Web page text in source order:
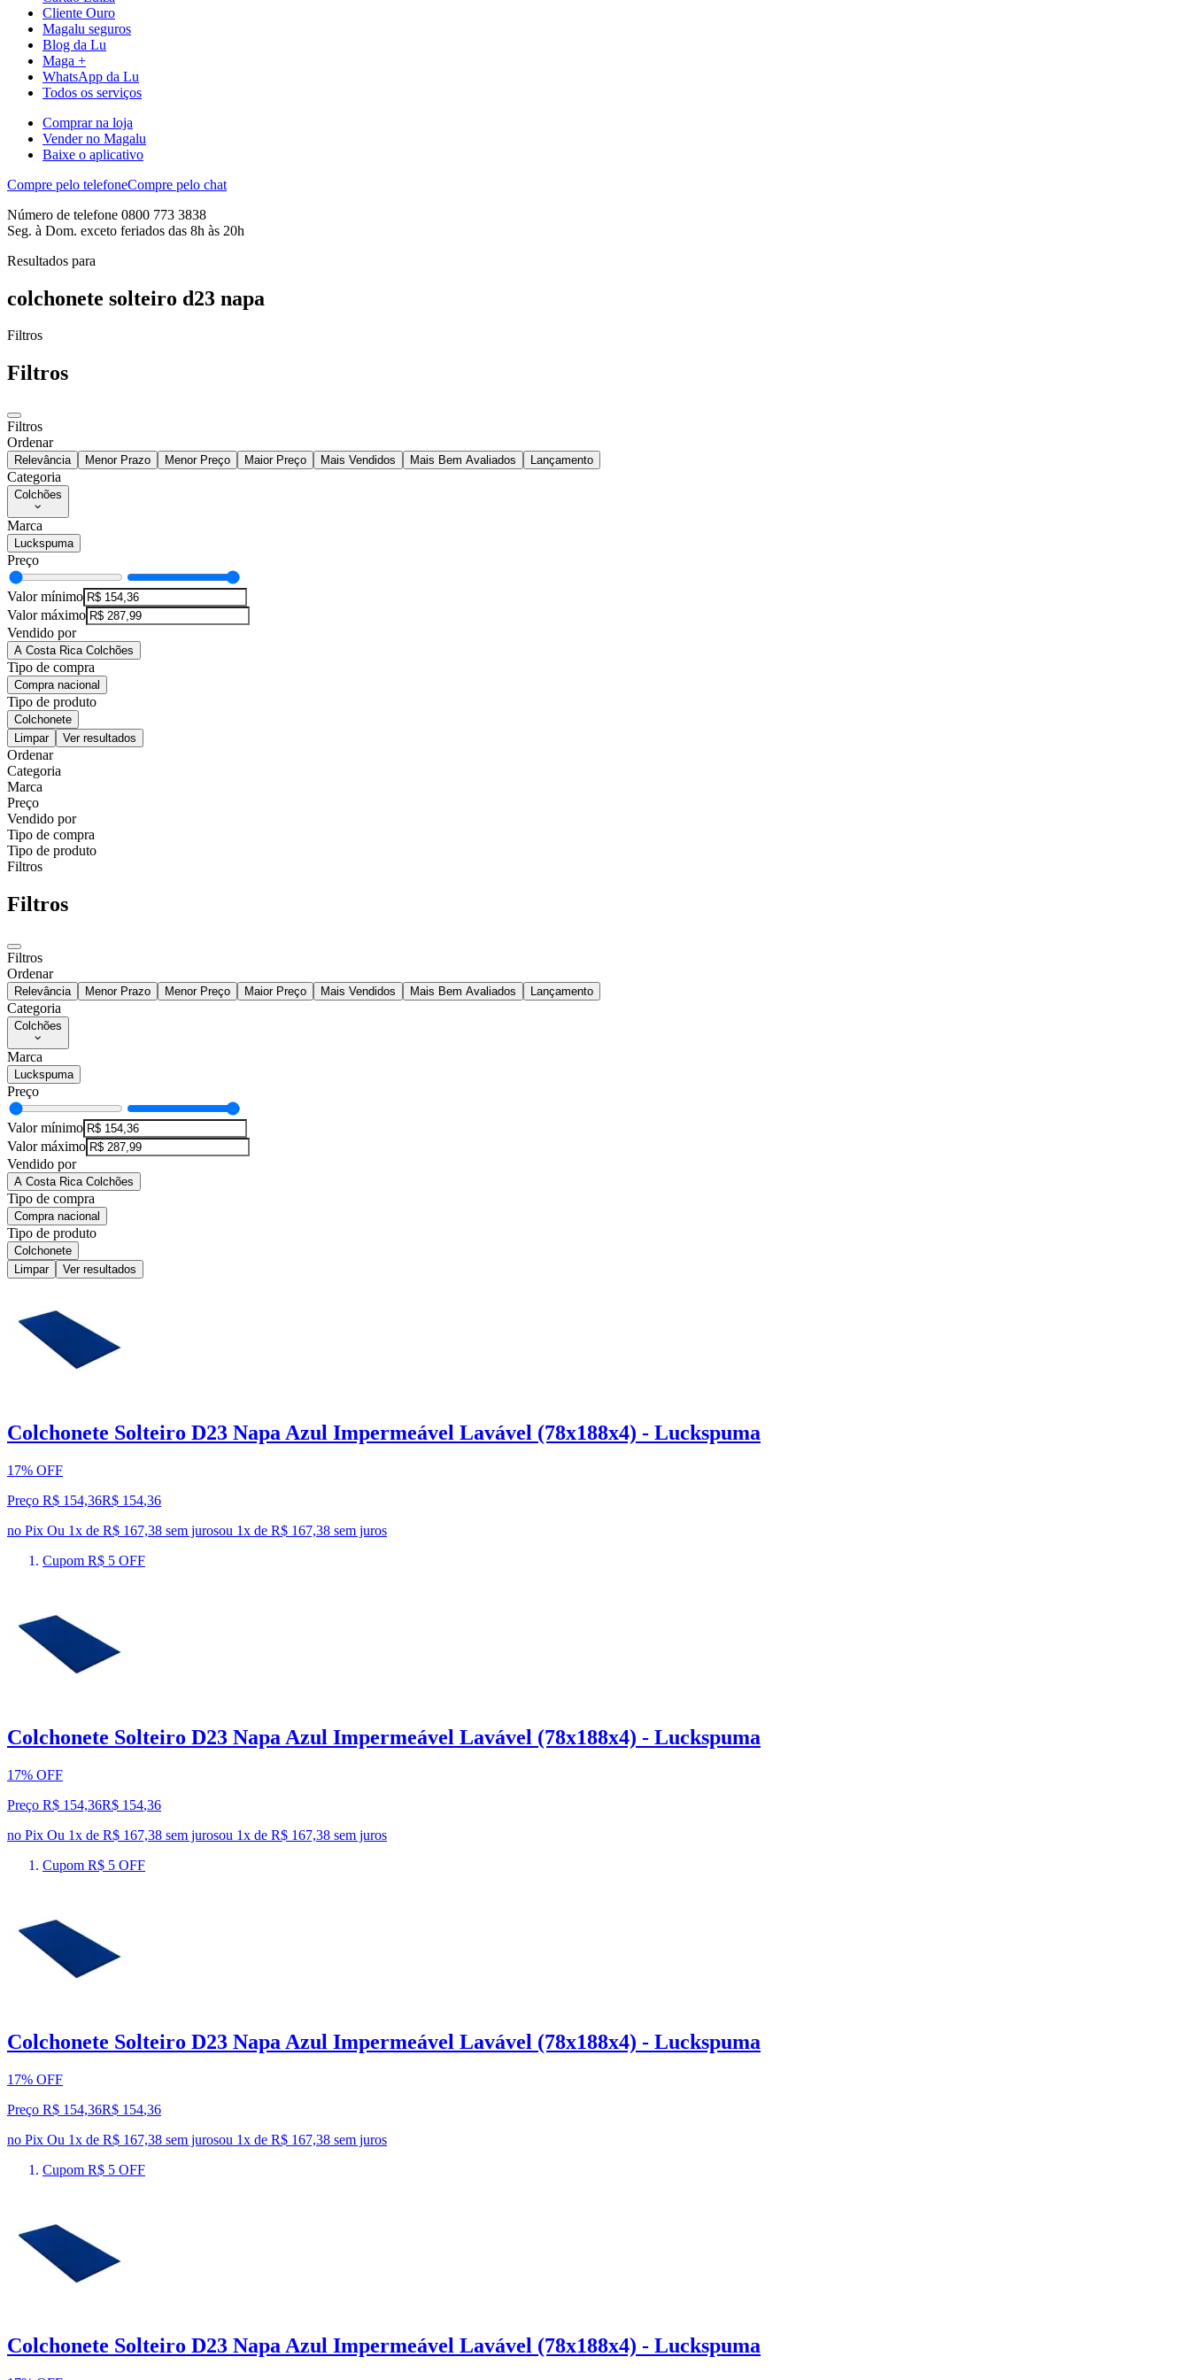
Cliente Ouro
Magalu seguros
Blog da Lu
Maga +
WhatsApp da Lu
Todos os serviços
Comprar na loja
Vender no Magalu
Baixe o aplicativo
Compre pelo telefoneCompre pelo chat
Número de telefone 0800 773 3838
Seg. à Dom. exceto feriados das 8h às 20h
Resultados para
colchonete solteiro d23 napa
Filtros
Filtros
Filtros
Ordenar
Relevância Menor Prazo Menor Preço Maior Preço Mais Vendidos Mais Bem Avaliados Lançamento
Categoria
Colchões
Marca
Luckspuma
Preço
Valor mínimo
Valor máximo
Vendido por
A Costa Rica Colchões
Tipo de compra
Compra nacional
Tipo de produto
Colchonete
Limpar
Ver resultados
Ordenar
Categoria
Marca
Preço
Vendido por
Tipo de compra
Tipo de produto
Filtros
Filtros
Filtros
Ordenar
Relevância Menor Prazo Menor Preço Maior Preço Mais Vendidos Mais Bem Avaliados Lançamento
Categoria
Colchões
Marca
Luckspuma
Preço
Valor mínimo
Valor máximo
Vendido por
A Costa Rica Colchões
Tipo de compra
Compra nacional
Tipo de produto
Colchonete
Limpar
Ver resultados
Colchonete Solteiro D23 Napa Azul Impermeável Lavável (78x188x4) - Luckspuma
17% OFF
Preço R$ 154,36R$ 154,36
no Pix Ou 1x de R$ 167,38 sem jurosou 1x de R$ 167,38 sem juros
Cupom R$ 5 OFF
Colchonete Solteiro D23 Napa Azul Impermeável Lavável (78x188x4) - Luckspuma
17% OFF
Preço R$ 154,36R$ 154,36
no Pix Ou 1x de R$ 167,38 sem jurosou 1x de R$ 167,38 sem juros
Cupom R$ 5 OFF
Colchonete Solteiro D23 Napa Azul Impermeável Lavável (78x188x4) - Luckspuma
17% OFF
Preço R$ 154,36R$ 154,36
no Pix Ou 1x de R$ 167,38 sem jurosou 1x de R$ 167,38 sem juros
Cupom R$ 5 OFF
Colchonete Solteiro D23 Napa Azul Impermeável Lavável (78x188x4) - Luckspuma